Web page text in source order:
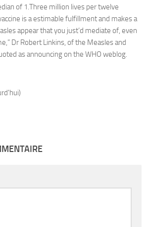
of 1.Three million lives per twelve
is a estimable fulfillment and makes a
appear that you just’d mediate of, even
Dr Robert Linkins, of the Measles and
as announcing on the WHO weblog.